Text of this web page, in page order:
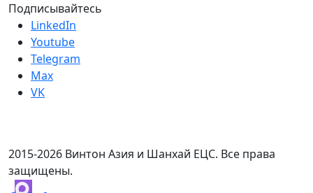
Подписывайтесь
LinkedIn
Youtube
Telegram
Max
VK
2015-2026 Винтон Азия и Шанхай ЕЦС. Все права
защищены.